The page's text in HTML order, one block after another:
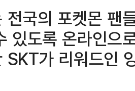
전국의 포켓몬 팬
있도록 온라인으
SKT가 리워드인